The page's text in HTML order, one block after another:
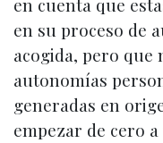
en cuenta que
en su proceso de
acogida, pero que
autonomías
generadas en
empezar de cero